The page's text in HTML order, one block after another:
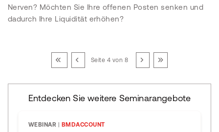
Nerven? Möchten Sie Ihre offenen Posten senken und
dadurch Ihre Liquidität erhöhen?
Seite 4 von 8
Entdecken Sie weitere Seminarangebote
WEBINAR BMDACCOUNT